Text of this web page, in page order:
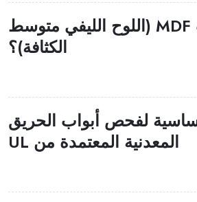
ما هو باب MDF (اللوح الليفي متوسط
الكثافة)؟
لفحص أبواب الحريق
المعدنية المعتمدة من UL